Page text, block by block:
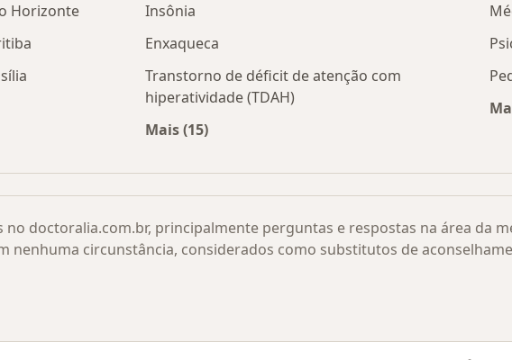
Horizonte
respiratórias por cidade
Insônia
Enxaqueca
Transtorno de déficit de atenção com
hiperatividade (TDAH)
Mais (15)
no doctoralia.com.br, principalmente perguntas e respostas na área da
nenhuma circunstância, considerados como substitutos de